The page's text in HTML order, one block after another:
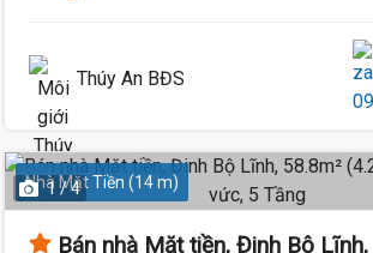
Thúy An BĐS
Nhà Mặt Tiền (14 m)
1 / 4
Bán nhà Mặt tiền, Đinh Bộ